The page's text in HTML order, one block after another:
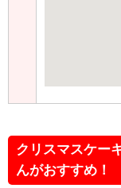
クリスマスケー
んがおすすめ！